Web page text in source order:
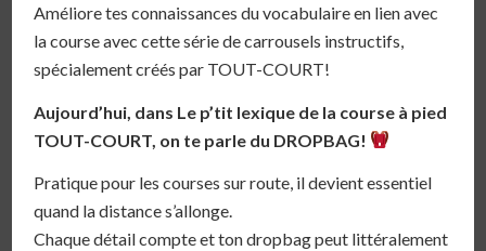
Améliore tes connaissances du vocabulaire en lien avec
la course avec cette série de carrousels instructifs,
spécialement créés par TOUT-COURT!
Aujourd’hui, dans Le p’tit lexique de la course à pied
TOUT-COURT, on te parle du DROPBAG!
Pratique pour les courses sur route, il devient essentiel
quand la distance s’allonge.
Chaque détail compte et ton dropbag peut littéralement